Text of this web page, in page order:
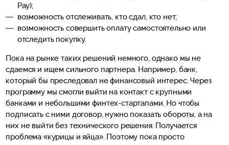
Pay);
возможность отслеживать, кто сдал, кто нет;
возможность совершить оплату самостоятельно или
отследить покупку.
Пока на рынке таких решений немного, однако мы не
сдаемся и ищем сильного партнера. Например, банк,
который бы преследовал не финансовый интерес. Через
программу мы смогли выйти на контакт с крупными
банками и небольшими финтех-стартапами. Но чтобы
подписать с ними договор, нужно показать обороты, а на
них не выйти без технического решения. Получается
проблема «курицы и яйца». Поэтому пока просто